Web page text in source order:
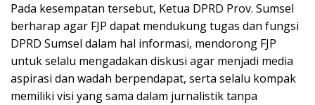
Pada kesempatan tersebut, Ketua DPRD Prov. Sumsel
berharap agar FJP dapat mendukung tugas dan fungsi
DPRD Sumsel dalam hal informasi, mendorong FJP
untuk selalu mengadakan diskusi agar menjadi media
aspirasi dan wadah berpendapat, serta selalu kompak
memiliki visi yang sama dalam jurnalistik tanpa